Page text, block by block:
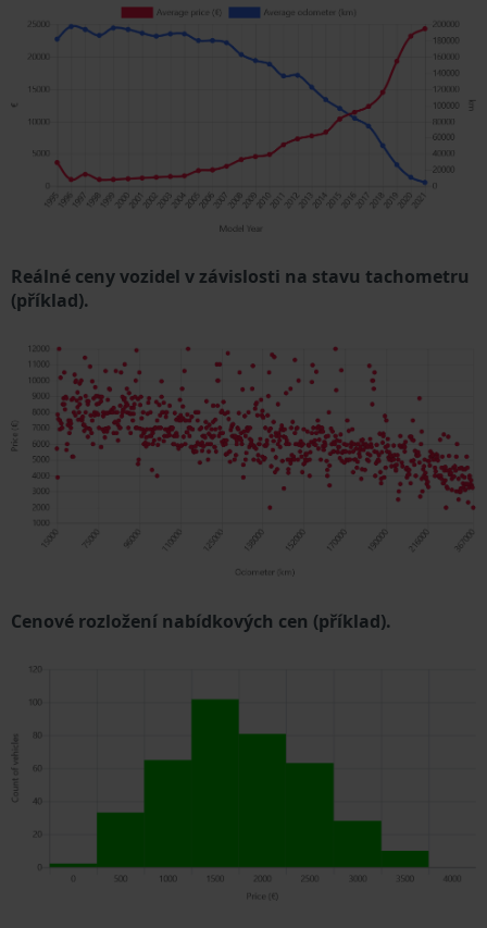
Reálné ceny vozidel v závislosti na stavu tachometru
(příklad).
Cenové rozložení nabídkových cen (příklad).